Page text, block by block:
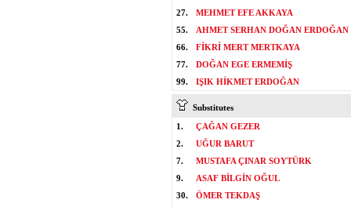
27.
MEHMET EFE AKKAYA
55.
AHMET SERHAN DOĞAN ERDOĞAN
66.
FİKRİ MERT MERTKAYA
77.
DOĞAN EGE ERMEMİŞ
99.
IŞIK HİKMET ERDOĞAN
Substitutes
1.
ÇAĞAN GEZER
2.
UĞUR BARUT
7.
MUSTAFA ÇINAR SOYTÜRK
9.
ASAF BİLGİN OĞUL
30.
ÖMER TEKDAŞ